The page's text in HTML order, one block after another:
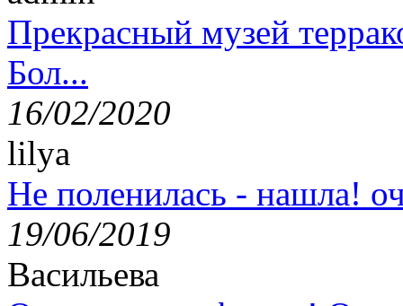
Прекрасный музей
Бол...
16/02/2020
lilya
Не поленилась - нашла!
19/06/2019
Васильева